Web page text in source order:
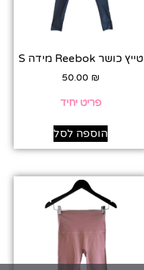
טייץ כושר Reebok מידה S
50.00 ₪
פריט יחיד
הוספה לסל